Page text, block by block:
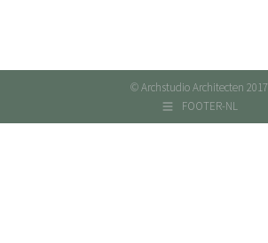
© Archstudio Architecten 2017
FOOTER-NL